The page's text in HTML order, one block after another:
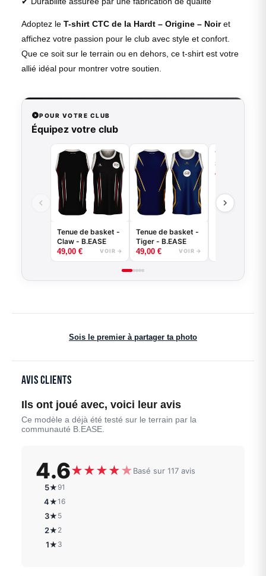
Adoptez le T-shirt CTC de la Hardt – Origine – Noiret
affichez votre passion pour le club avec style et confort.
Que ce soit sur le terrain ou en dehors, ce t-shirt est votre
allié idéal pour montrer votre soutien.
POUR VOTRE CLUB
Équipez votre club
Tenue de basket -
Claw - B.EASE
49,00 € VOIR →
Tenue de basket -
Tiger - B.EASE
49,00 € VOIR →
Tenue de
Splash -
49,00
Sois le premier à partager ta photo
Avis clients
Ils ont joué avec, voici leur avis
Ce modèle a déjà été testé sur le terrain par la
communauté B.EASE.
4.6★★★★★Basé sur 117 avis
5★ 91
4★16
3★ 5
2★ 2
1★ 3